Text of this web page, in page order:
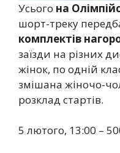
Усього на
шорт-треку
комплектів
заїзди на різних
жінок, по одній
змішана жіночо-
розклад стартів.
5 лютого, 13:00 –